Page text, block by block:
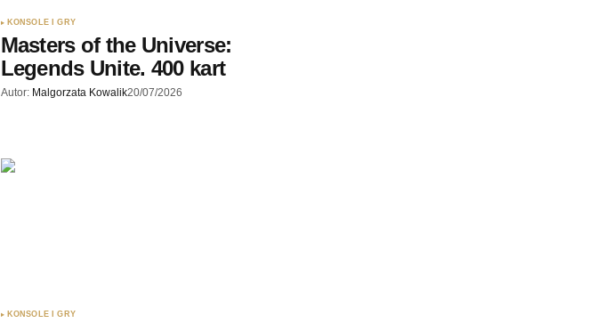
KONSOLE I GRY
Masters of the Universe:
Legends Unite. 400 kart
Autor: Malgorzata Kowalik20/07/2026
KONSOLE I GRY